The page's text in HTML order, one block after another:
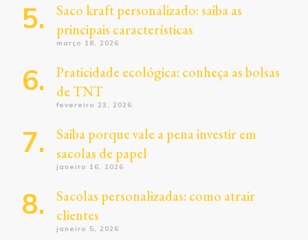
Saco kraft personalizado: saiba as
principais características
março 18, 2026
Praticidade ecológica: conheça as bolsas
de TNT
fevereiro 23, 2026
Saiba porque vale a pena investir em
sacolas de papel
janeiro 16, 2026
Sacolas personalizadas: como atrair
clientes
janeiro 5, 2026